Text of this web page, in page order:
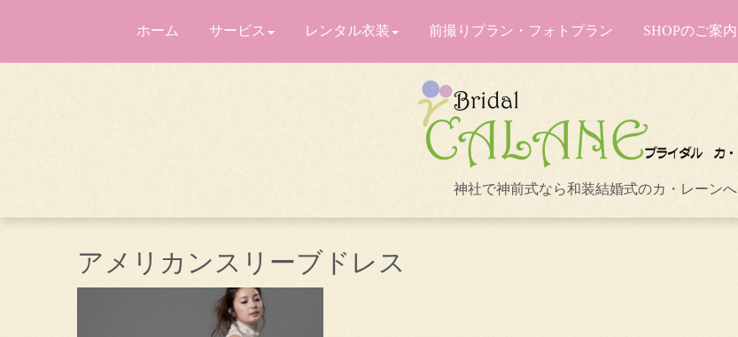
ホーム サービス レンタル衣装 前撮りプラン・フォトプラン SHOPのご案内
神社で神前式なら和装結婚式のカ・レーンへ
アメリカンスリーブドレス